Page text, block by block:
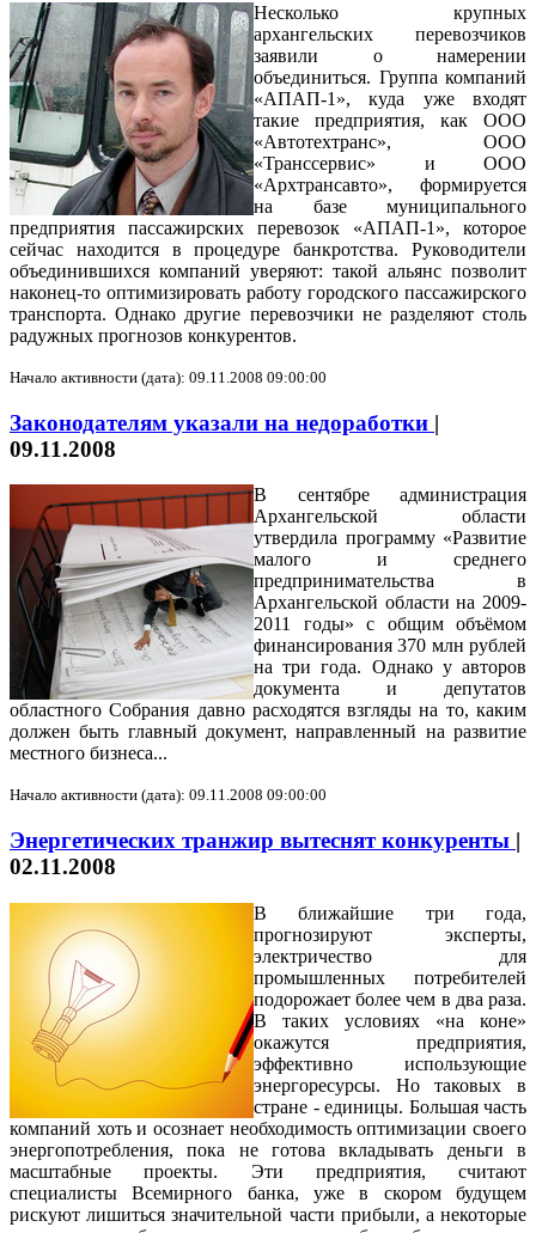
Несколько крупных
архангельских перевозчиков
заявили о намерении
объединиться. Группа компаний
«АПАП-1», куда уже входят
такие предприятия, как ООО
«Автотехтранс», ООО
«Транссервис» и ООО
«Архтрансавто», формируется
на базе муниципального
предприятия пассажирских перевозок «АПАП-1», которое
сейчас находится в процедуре банкротства. Руководители
объединившихся компаний уверяют: такой альянс позволит
наконец-то оптимизировать работу городского пассажирского
транспорта. Однако другие перевозчики не разделяют столь
радужных прогнозов конкурентов.
Начало активности (дата): 09.11.2008 09:00:00
Законодателям указали на недоработки |
09.11.2008
В сентябре администрация
Архангельской области
утвердила программу «Развитие
малого и среднего
предпринимательства в
Архангельской области на 2009-
2011 годы» с общим объёмом
финансирования 370 млн рублей
на три года. Однако у авторов
документа и депутатов
областного Собрания давно расходятся взгляды на то, каким
должен быть главный документ, направленный на развитие
местного бизнеса...
Начало активности (дата): 09.11.2008 09:00:00
Энергетических транжир вытеснят конкуренты |
02.11.2008
В ближайшие три года,
прогнозируют эксперты,
электричество для
промышленных потребителей
подорожает более чем в два раза.
В таких условиях «на коне»
окажутся предприятия,
эффективно использующие
энергоресурсы. Но таковых в
стране - единицы. Большая часть
компаний хоть и осознает необходимость оптимизации своего
энергопотребления, пока не готова вкладывать деньги в
масштабные проекты. Эти предприятия, считают
специалисты Всемирного банка, уже в скором будущем
рискуют лишиться значительной части прибыли, а некоторые